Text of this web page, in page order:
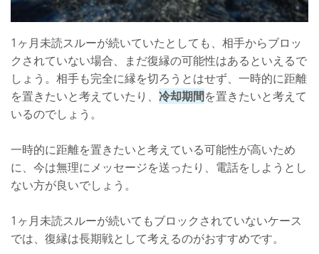
1ヶ月未読スルーが続いていたとしても、相手からブロッ
クされていない場合、まだ復縁の可能性はあるといえるで
しょう。相手も完全に縁を切ろうとはせず、一時的に距離
を置きたいと考えていたり、 冷却期間を置きたいと考えて
いるのでしょう。
一時的に距離を置きたいと考えている可能性が高いため
に、今は無理にメッセージを送ったり、電話をしようとし
ない方が良いでしょう。
1ヶ月未読スルーが続いてもブロックされていないケース
では、復縁は長期戦として考えるのがおすすめです。